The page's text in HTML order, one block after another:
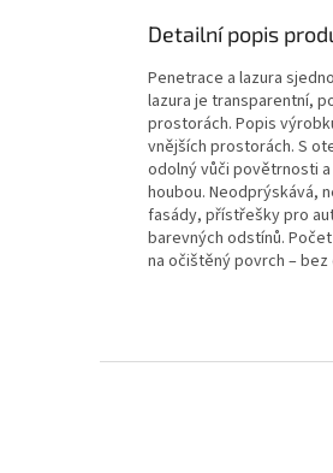
Detailní popis
Penetrace a lazura
lazura je transparentní,
prostorách. Popis
vnějších prostorách. S
odolný vůči povětrnosti a
houbou. Neodprýskává,
fasády, přístřešky pro
barevných odstínů.
na očištěný povrch –